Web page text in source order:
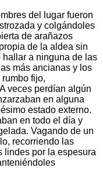
del lugar fueron
y colgándoles
de arañazos
de la aldea sin
hallar a ninguna de las
más ancianas y los
fijo,
veces perdían algún
en alguna
estado externo.
en todo el día y
Vagando de un
recorriendo las
lindes por la espesura